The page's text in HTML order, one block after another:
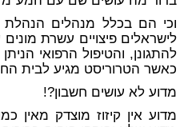
וכי הם בכלל מנהלים הנהלת
לישראלים פיצויים עשרת
להתגונן, והטיפול הרפואי
כאשר הטרוריסט מגיע לבית
מדוע לא עושים חשבון?!
מדוע אין קיזוז מוצדק מאין